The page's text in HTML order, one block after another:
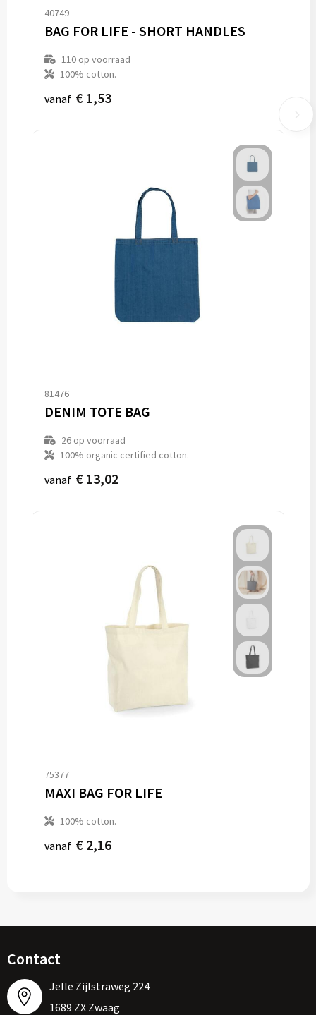
40749
BAG FOR LIFE - SHORT HANDLES
110op voorraad
100% cotton.
vanaf € 1,53
81476
DENIM TOTE BAG
26op voorraad
100% organic certified cotton.
vanaf € 13,02
75377
MAXI BAG FOR LIFE
100% cotton.
vanaf € 2,16
Contact
Jelle Zijlstraweg 224
1689 ZX Zwaag